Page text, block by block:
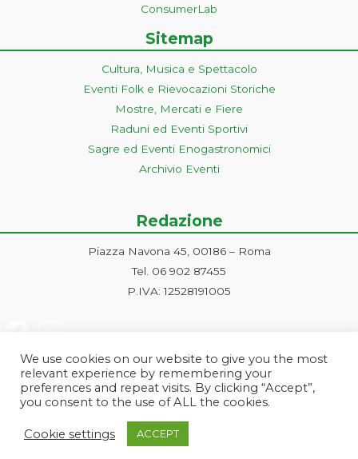
ConsumerLab
Sitemap
Cultura, Musica e Spettacolo
Eventi Folk e Rievocazioni Storiche
Mostre, Mercati e Fiere
Raduni ed Eventi Sportivi
Sagre ed Eventi Enogastronomici
Archivio Eventi
Redazione
Piazza Navona 45, 00186 – Roma
Tel. 06 902 87455
P.IVA: 12528191005
Roma | PI e CF: 12528191005 | markonetsrl@pec.it |
We use cookies on our website to give you the most
relevant experience by remembering your
preferences and repeat visits. By clicking “Accept”,
you consent to the use of ALL the cookies.
Cookie settings ACCEPT